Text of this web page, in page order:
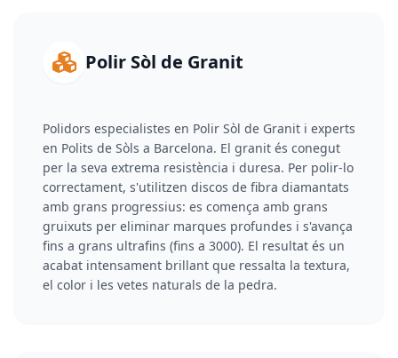
Polir Sòl de Granit
Polidors especialistes en Polir Sòl de Granit i experts
en Polits de Sòls a Barcelona. El granit és conegut
per la seva extrema resistència i duresa. Per polir-lo
correctament, s'utilitzen discos de fibra diamantats
amb grans progressius: es comença amb grans
gruixuts per eliminar marques profundes i s'avança
fins a grans ultrafins (fins a 3000). El resultat és un
acabat intensament brillant que ressalta la textura,
el color i les vetes naturals de la pedra.